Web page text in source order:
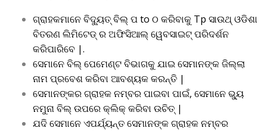
ଗ୍ରାହକମାନେ ବିଦ୍ୟୁତ୍ ବିଲ୍ ପ to ଠ କରିବାକୁ Tp ସାଉଥ୍ ଓଡିଶା
ବିତରଣ ଲିମିଟେଡ୍ ର ଅଫିସିଆଲ୍ ୱେବସାଇଟ୍ ପରିଦର୍ଶନ
କରିପାରିବେ |.
ସେମାନେ ବିଲ୍ ପେମେଣ୍ଟ ବିଭାଗକୁ ଯାଇ ସେମାନଙ୍କ ଜିଲ୍ଲା
ନାମ ପ୍ରବେଶ କରିବା ଆବଶ୍ୟକ କରନ୍ତି |
ସେମାନଙ୍କର ଗ୍ରାହକ ନମ୍ବର ପାଇବା ପାଇଁ, ସେମାନେ ଭ୍ୟୁ
ନମୁନା ବିଲ୍ ଉପରେ କ୍ଲିକ୍ କରିବା ଉଚିତ୍ |
ଯଦି ସେମାନେ ଏପର୍ଯ୍ୟନ୍ତ ସେମାନଙ୍କ ଗ୍ରାହକ ନମ୍ବର